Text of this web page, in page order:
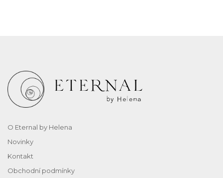
O Eternal by Helena
Novinky
Kontakt
Obchodní podmínky